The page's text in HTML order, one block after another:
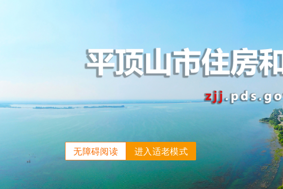
进入适老模式
无障碍阅读